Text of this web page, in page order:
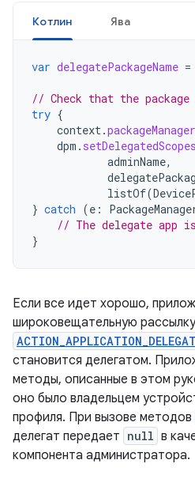
Котлин Ява
var delegatePackageName =
// Check that the
try {
context.packageManager
dpm . setDelegatedScopes
adminName,
listOf(
} catch (e :
// The delegate app
}
Если все идет хорошо,
широковещательную рассылку
становится делегатом.
методы, описанные в этом
оно было владельцем
профиля. При вызове методов
делегат передает null в
компонента администратора.